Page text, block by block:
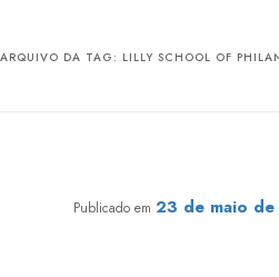
ARQUIVO DA TAG: LILLY SCHOOL OF
Publicado em 23 de maio